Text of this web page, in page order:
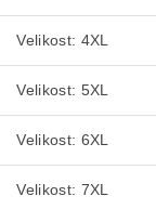
Velikost: 4XL
Velikost: 5XL
Velikost: 6XL
Velikost: 7XL